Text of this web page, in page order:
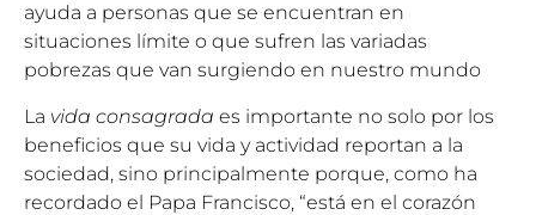
ayuda a personas que se encuentran en
situaciones límite o que sufren las variadas
pobrezas que van surgiendo en nuestro mundo
La vida consagrada es importante no solo por los
beneficios que su vida y actividad reportan a la
sociedad, sino principalmente porque, como ha
recordado el Papa Francisco, “está en el corazón